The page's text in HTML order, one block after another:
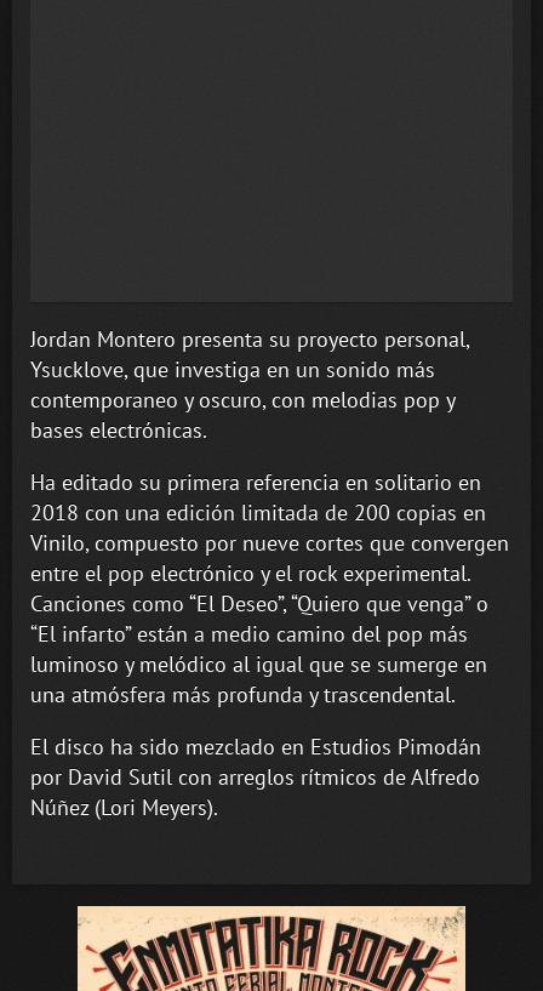
Jordan Montero presenta su proyecto personal,
Ysucklove, que investiga en un sonido más
contemporaneo y oscuro, con melodias pop y
bases electrónicas.
Ha editado su primera referencia en solitario en
2018 con una edición limitada de 200 copias en
Vinilo, compuesto por nueve cortes que convergen
entre el pop electrónico y el rock experimental.
Canciones como “El Deseo”, “Quiero que venga” o
“El infarto” están a medio camino del pop más
luminoso y melódico al igual que se sumerge en
una atmósfera más profunda y trascendental.
El disco ha sido mezclado en Estudios Pimodán
por David Sutil con arreglos rítmicos de Alfredo
Núñez (Lori Meyers).